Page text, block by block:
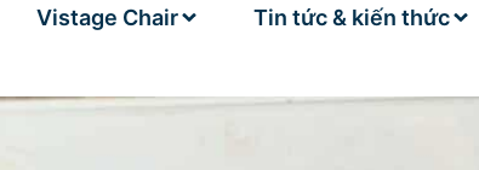
Vistage Chair Tin tức & kiến thức